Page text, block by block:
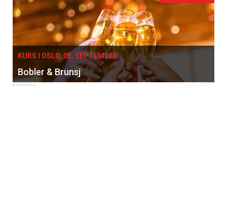
KURS I OSLO, 05. SEPTEMBER
Bobler & Brunsj